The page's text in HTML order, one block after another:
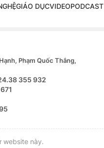
GIÁO DỤCVIDEOPODCAST
Phạm Quốc Thắng,
355 932
website này.